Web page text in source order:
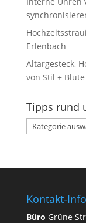
Erlenbach
Altargesteck,
von Stil +
Tipps rund
Tipps
rund
Kontakt-
Büro Grüne